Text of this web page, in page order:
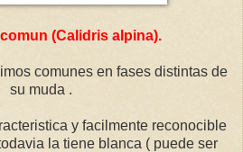
(Calidris alpina).
comunes en fases distintas de
su muda .
y facilmente reconocible
la tiene blanca ( puede ser